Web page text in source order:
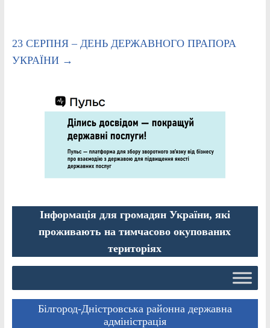
23 СЕРПНЯ – ДЕНЬ ДЕРЖАВНОГО ПРАПОРА
УКРАЇНИ →
Інформація для громадян України, які
проживають на тимчасово окупованих
територіях
Білгород-Дністровська районна державна
адміністрація